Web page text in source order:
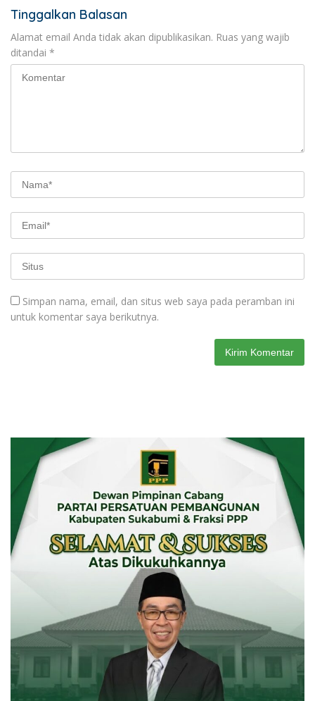
Tinggalkan Balasan
Alamat email Anda tidak akan dipublikasikan. Ruas yang wajib
ditandai *
Simpan nama, email, dan situs web saya pada peramban ini
untuk komentar saya berikutnya.